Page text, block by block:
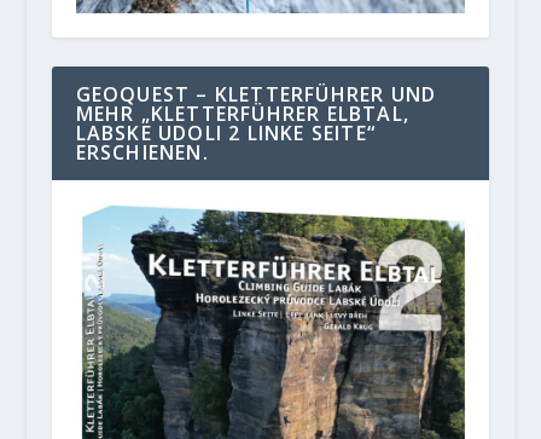
GEOQUEST – KLETTERFÜHRER UND
MEHR „KLETTERFÜHRER ELBTAL,
LABSKE UDOLI 2 LINKE SEITE“
ERSCHIENEN.